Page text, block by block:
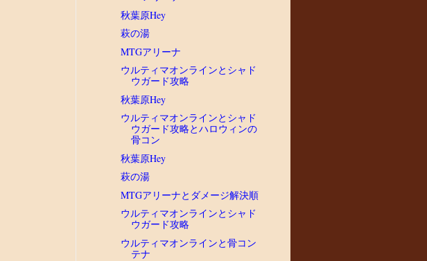
秋葉原Hey
萩の湯
MTGアリーナ
ウルティマオンラインとシャド
ウガード攻略
秋葉原Hey
ウルティマオンラインとシャド
ウガード攻略とハロウィンの
骨コン
秋葉原Hey
萩の湯
MTGアリーナとダメージ解決順
ウルティマオンラインとシャド
ウガード攻略
ウルティマオンラインと骨コン
テナ